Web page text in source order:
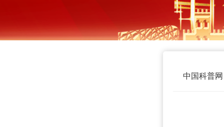
中国科普网